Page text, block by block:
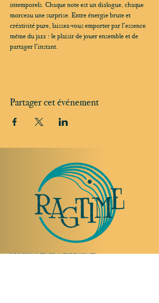
intemporels. Chaque note est un dialogue, chaque
morceau une surprise. Entre énergie brute et
créativité pure, laissez-vous emporter par l’essence
même du jazz : le plaisir de jouer ensemble et de
partager l’instant.
Partager cet événement
NOUS RENDRE VISITE